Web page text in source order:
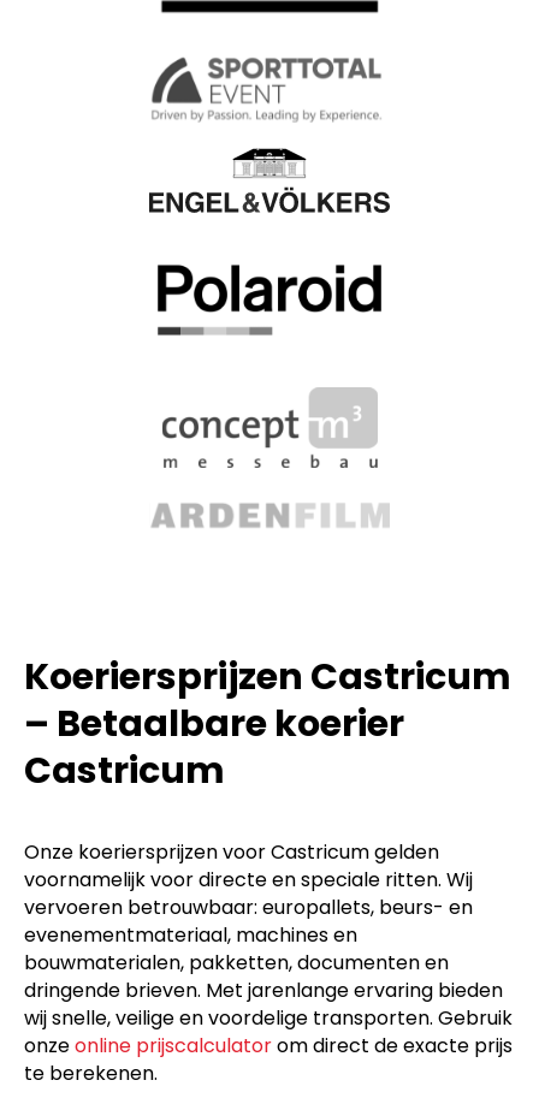
Koeriersprijzen Castricum
– Betaalbare koerier
Castricum
Onze koeriersprijzen voor Castricum gelden
voornamelijk voor directe en speciale ritten. Wij
vervoeren betrouwbaar: europallets, beurs- en
evenementmateriaal, machines en
bouwmaterialen, pakketten, documenten en
dringende brieven. Met jarenlange ervaring bieden
wij snelle, veilige en voordelige transporten. Gebruik
onzeonline prijscalculatorom direct de exacte prijs
te berekenen.